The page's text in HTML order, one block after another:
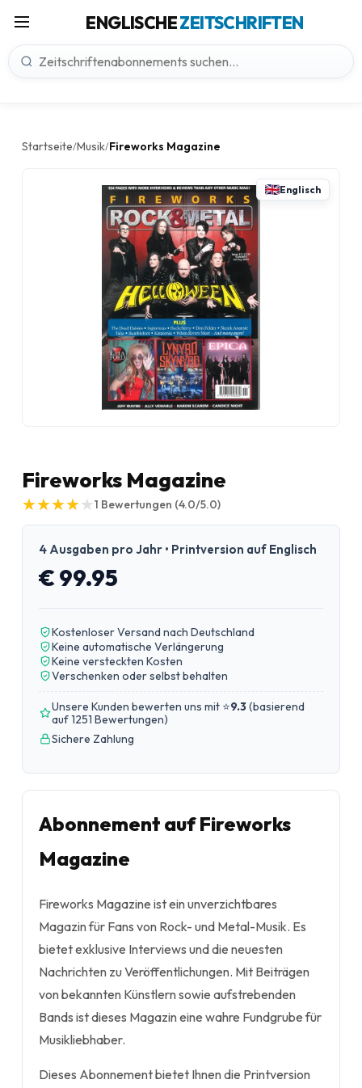
ENGLISCHEZEITSCHRIFTEN
Startseite/Musik/Fireworks Magazine
Englisch
Fireworks Magazine
★
★★
★★
★★
★★
★1 Bewertungen (4.0/5.0)
4 Ausgaben pro Jahr • Printversion auf Englisch
€ 99.95
Kostenloser Versand nach Deutschland
Keine automatische Verlängerung
Keine versteckten Kosten
Verschenken oder selbst behalten
Unsere Kunden bewerten uns mit ⭐9.3(basierend
auf 1251 Bewertungen)
Sichere Zahlung
Abonnement auf Fireworks
Magazine
Fireworks Magazine ist ein unverzichtbares
Magazin für Fans von Rock- und Metal-Musik. Es
bietet exklusive Interviews und die neuesten
Nachrichten zu Veröffentlichungen. Mit Beiträgen
von bekannten Künstlern sowie aufstrebenden
Bands ist dieses Magazin eine wahre Fundgrube für
Musikliebhaber.
Dieses Abonnement bietet Ihnen die Printversion